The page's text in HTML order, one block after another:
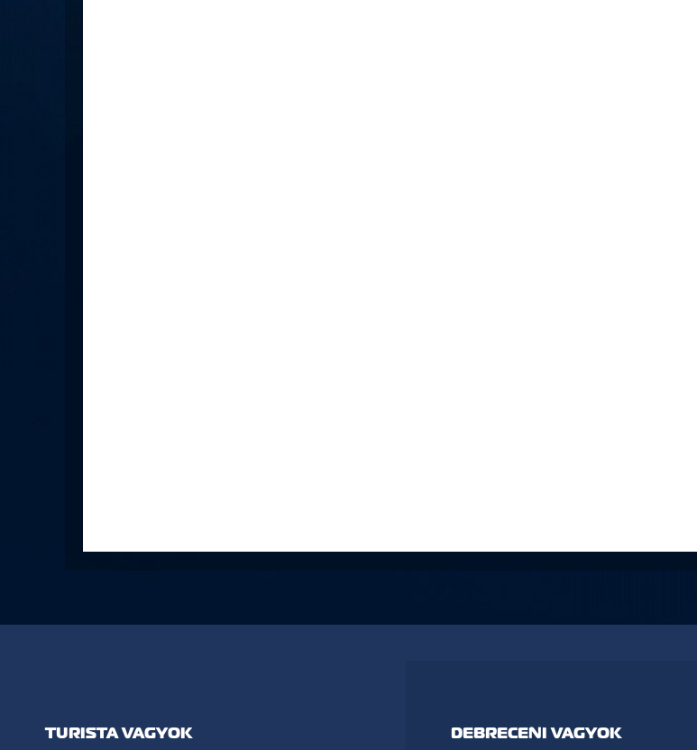
TURISTA VAGYOK DEBRECENI VAGYOK